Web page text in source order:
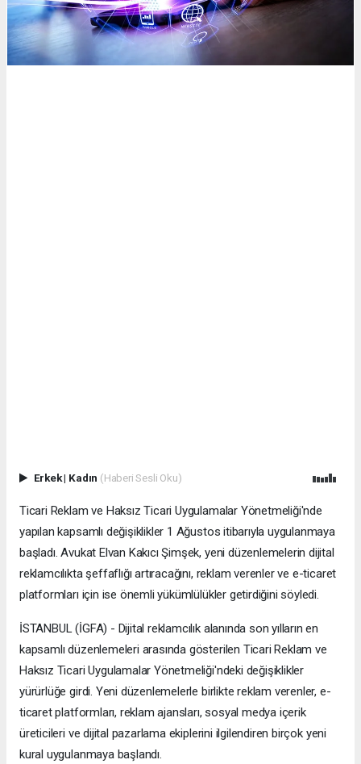
Erkek| Kadın (Haberi Sesli Oku)
Ticari Reklam ve Haksız Ticari Uygulamalar Yönetmeliği'nde
yapılan kapsamlı değişiklikler 1 Ağustos itibarıyla uygulanmaya
başladı. Avukat Elvan Kakıcı Şimşek, yeni düzenlemelerin dijital
reklamcılıkta şeffaflığı artıracağını, reklam verenler ve e-ticaret
platformları için ise önemli yükümlülükler getirdiğini söyledi.
İSTANBUL (İGFA) - Dijital reklamcılık alanında son yılların en
kapsamlı düzenlemeleri arasında gösterilen Ticari Reklam ve
Haksız Ticari Uygulamalar Yönetmeliği'ndeki değişiklikler
yürürlüğe girdi. Yeni düzenlemelerle birlikte reklam verenler, e-
ticaret platformları, reklam ajansları, sosyal medya içerik
üreticileri ve dijital pazarlama ekiplerini ilgilendiren birçok yeni
kural uygulanmaya başlandı.